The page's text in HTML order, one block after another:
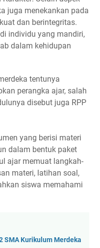
juga menekankan pada
dan berintegritas.
individu yang mandiri,
dalam kehidupan
tentunya
perangka ajar, salah
disebut juga RPP
yang berisi materi
dalam bentuk paket
ajar memuat langkah-
materi, latihan soal,
siswa memahami
SMA Kurikulum Merdeka